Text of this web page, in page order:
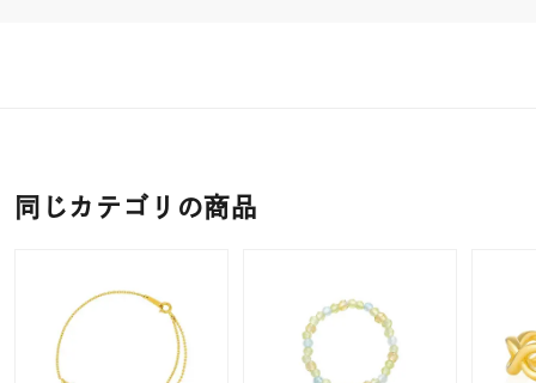
同じカテゴリの商品